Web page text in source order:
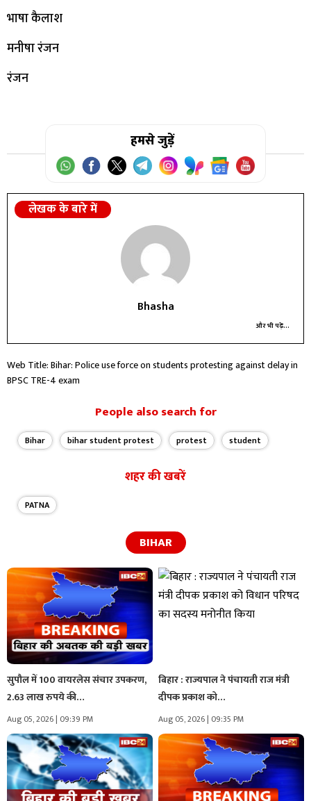
भाषा कैलाश
मनीषा रंजन
रंजन
हमसे जुड़ें
लेखक के बारे में
Bhasha
और भी पढ़ें...
Web Title: Bihar: Police use force on students protesting against delay in
BPSC TRE-4 exam
People also search for
Bihar bihar student protest protest student
शहर की खबरें
PATNA
BIHAR
सुपौल में 100 वायरलेस संचार उपकरण,
2.63 लाख रुपये की…
Aug 05, 2026 | 09:39 PM
बिहार : राज्यपाल ने पंचायती राज मंत्री
दीपक प्रकाश को…
Aug 05, 2026 | 09:35 PM